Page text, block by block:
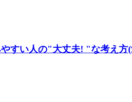
すい人の"大丈夫! "な考え方